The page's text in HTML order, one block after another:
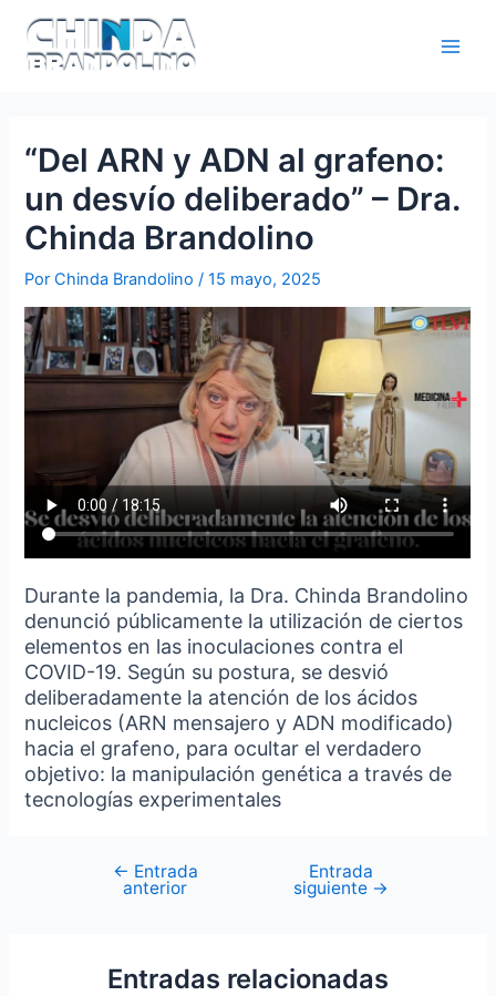
“Del ARN y ADN al grafeno:
un desvío deliberado” – Dra.
Chinda Brandolino
PorChinda Brandolino/15 mayo, 2025
Durante la pandemia, la Dra. Chinda Brandolino
denunció públicamente la utilización de ciertos
elementos en las inoculaciones contra el
COVID-19. Según su postura, se desvió
deliberadamente la atención de los ácidos
nucleicos (ARN mensajero y ADN modificado)
hacia el grafeno, para ocultar el verdadero
objetivo: la manipulación genética a través de
tecnologías experimentales
← Entrada
anterior
Entrada
siguiente →
Entradas relacionadas